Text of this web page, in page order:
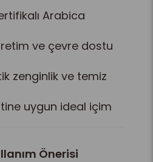
Arabica
ve çevre dostu
zenginlik ve temiz
uygun ideal içim
Önerisi